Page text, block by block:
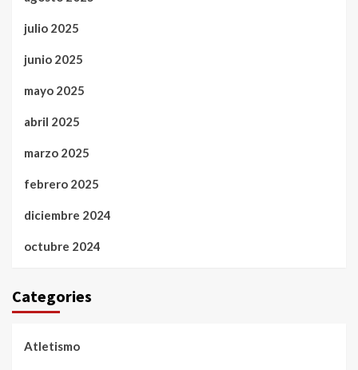
julio 2025
junio 2025
mayo 2025
abril 2025
marzo 2025
febrero 2025
diciembre 2024
octubre 2024
Categories
Atletismo